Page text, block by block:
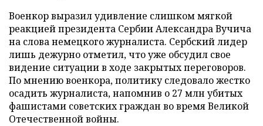
Военкор выразил удивление слишком мягкой
реакцией президента Сербии Александра Вучича
на слова немецкого журналиста. Сербский лидер
лишь дежурно отметил, что уже обсудил свое
видение ситуации в ходе закрытых переговоров.
По мнению военкора, политику следовало жестко
осадить журналиста, напомнив о 27 млн убитых
фашистами советских граждан во время Великой
Отечественной войны.